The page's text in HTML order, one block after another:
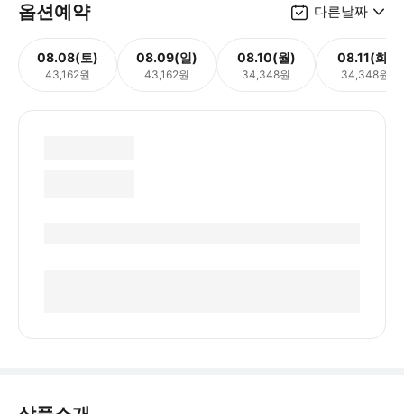
옵션예약 다른날짜
08.08(토)
43,162원
08.09(일)
43,162원
08.10(월)
34,348원
08.11(화)
34,348원